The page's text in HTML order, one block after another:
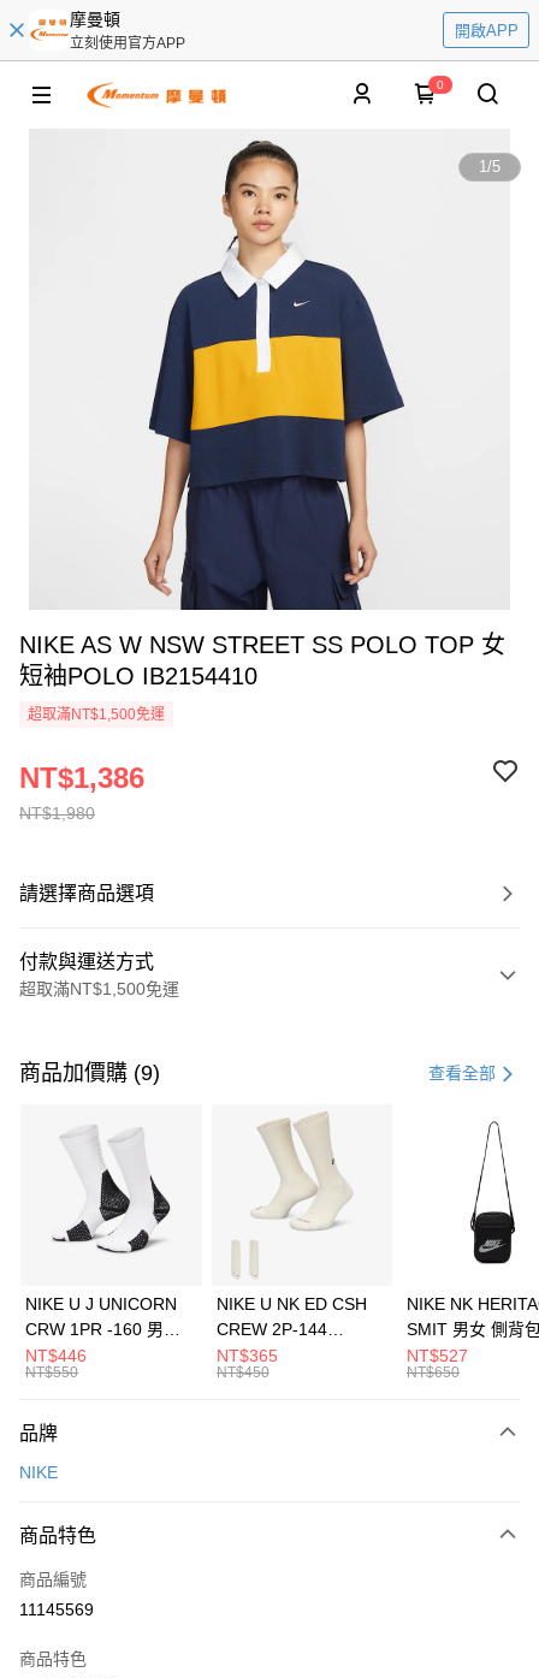
摩曼頓
立刻使用官方APP
開啟APP
0
1/5
NIKE AS W NSW STREET SS POLO TOP 女
短袖POLO IB2154410
超取滿NT$1,500免運
NT$1,980
NT$1,386
請選擇商品選項
付款與運送方式
超取滿NT$1,500免運
信用卡一次付款
3 期 0 利率 每期 21家銀行
合作金庫商業銀行
第一商業銀行
華南商業銀行
彰化商業銀行
上海商業儲蓄銀行
元大商業銀行
台灣樂天信用卡公司
Apple Pay
全盈+PAY
AFTEE先享後付
【關於「AFTEE先享後付」】
便利好安心！
３．安心：先確認商品／服務後，再付款。
【「AFTEE先享後付」結帳流程】
１．於結帳方式選擇「AFTEE先享後付」後，將跳轉至「AFTEE先享後付」
２．訂單成立數日內，您將收到繳費通知簡訊。
３．收到繳費通知簡訊後14天內，點擊此簡訊中的連結，可透過四大超商／
運送方式
每筆NT$100，滿NT$1,500(含以上)免運費
宅配
每筆NT$100，滿NT$1,500(含以上)免運費
付款後門市自取
商品加價購 (9) 查看全部
NIKE U J UNICORN
CRW 1PR -160 男女
中統襪 FZ3393100
NT$446
NT$550
NIKE U NK ED CSH
CREW 2P-144
EMBRDY 男女 短統襪
FZ3073133
NT$365
NT$450
NIKE NK
SMIT 男女 側背
BA5871010
NT$527
NT$650
品牌
NIKE
商品特色
商品編號
11145569
商品特色